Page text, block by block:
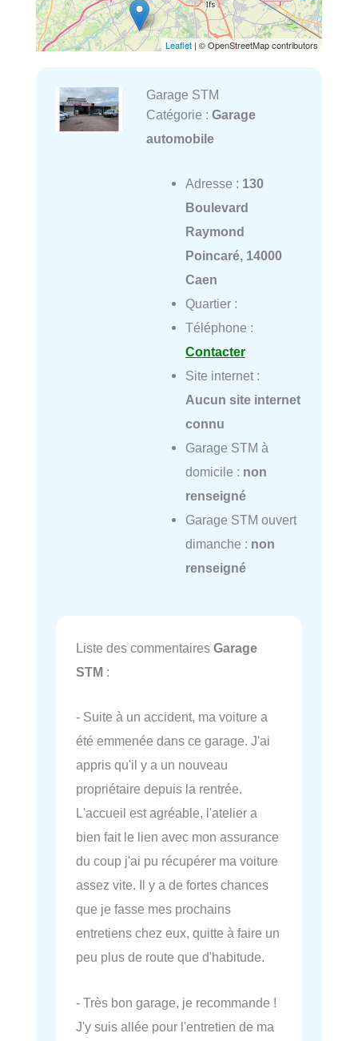
Leaflet | © OpenStreetMap contributors
Garage STM
Catégorie : Garage
automobile
Adresse : 130
Boulevard
Raymond
Poincaré, 14000
Caen
Quartier :
Téléphone :
Contacter
Site internet :
Aucun site internet
connu
Garage STM à
domicile : non
renseigné
Garage STM ouvert
dimanche : non
renseigné
Liste des commentaires Garage
STM :
- Suite à un accident, ma voiture a
été emmenée dans ce garage. J'ai
appris qu'il y a un nouveau
propriétaire depuis la rentrée.
L'accueil est agréable, l'atelier a
bien fait le lien avec mon assurance
du coup j'ai pu récupérer ma voiture
assez vite. Il y a de fortes chances
que je fasse mes prochains
entretiens chez eux, quitte à faire un
peu plus de route que d'habitude.
- Très bon garage, je recommande !
J'y suis allée pour l'entretien de ma